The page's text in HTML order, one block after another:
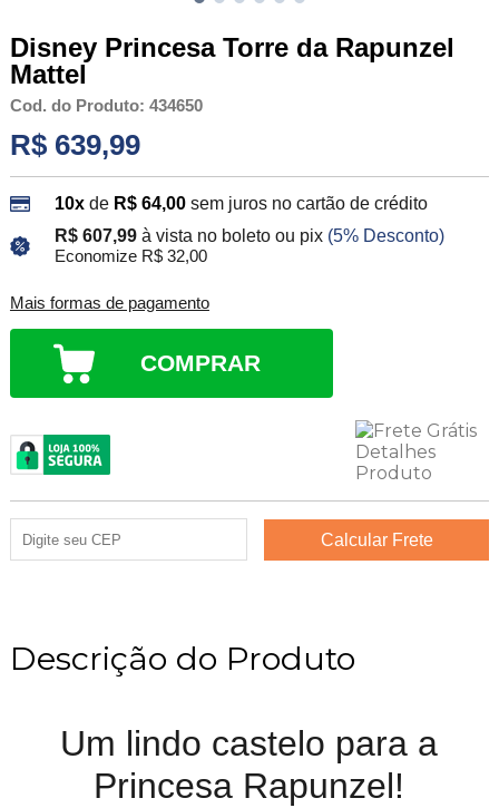
Disney Princesa Torre da Rapunzel
Mattel
Cod. do Produto: 434650
R$ 639,99
10xde R$ 64,00 sem juros no cartão de crédito
R$ 607,99 à vista no boleto ou pix (5% Desconto)
Economize R$ 32,00
Mais formas de pagamento
COMPRAR
Descrição do Produto
Um lindo castelo para a
Princesa Rapunzel!